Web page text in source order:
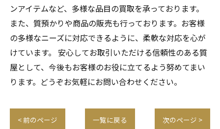
ンアイテムなど、多様な品目の買取を承っております。
また、質預かりや商品の販売も行っております。お客様
の多様なニーズに対応できるように、柔軟な対応を心が
けています。 安心してお取引いただける信頼性のある質
屋として、今後もお客様のお役に立てるよう努めてまい
ります。どうぞお気軽にお問い合わせください。
< 前のページ 一覧に戻る 次のページ >